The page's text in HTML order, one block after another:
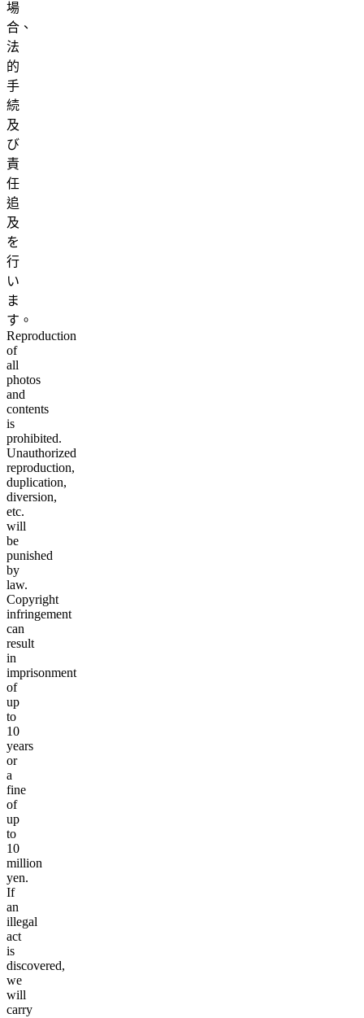
場
合、
法
的
手
続
及
び
責
任
追
及
を
行
い
ま
す。
Reproduction
of
all
photos
and
contents
is
prohibited.
Unauthorized
reproduction,
duplication,
diversion,
etc.
will
be
punished
by
law.
Copyright
infringement
can
result
in
imprisonment
of
up
to
10
years
or
a
fine
of
up
to
10
million
yen.
If
an
illegal
act
is
discovered,
we
will
carry